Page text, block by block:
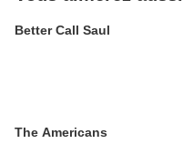
Better Call Saul
The Americans